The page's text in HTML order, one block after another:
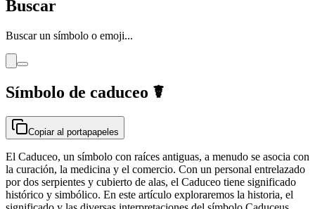
Buscar
Buscar un símbolo o emoji...
Símbolo de caduceo ☤
Copiar al portapapeles
El Caduceo, un símbolo con raíces antiguas, a menudo se asocia con
la curación, la medicina y el comercio. Con un personal entrelazado
por dos serpientes y cubierto de alas, el Caduceo tiene significado
histórico y simbólico. En este artículo exploraremos la historia, el